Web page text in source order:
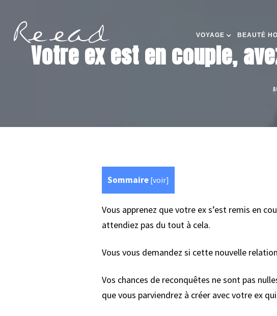
VOYAGE BEAUTÉ
Votre ex est en couple,
Sommaire [voir]
Vous apprenez que votre ex s’est remis en
attendiez pas du tout à cela.
Vous vous demandez si cette nouvelle
Vos chances de reconquêtes ne sont pas
que vous parviendrez à créer avec votre ex